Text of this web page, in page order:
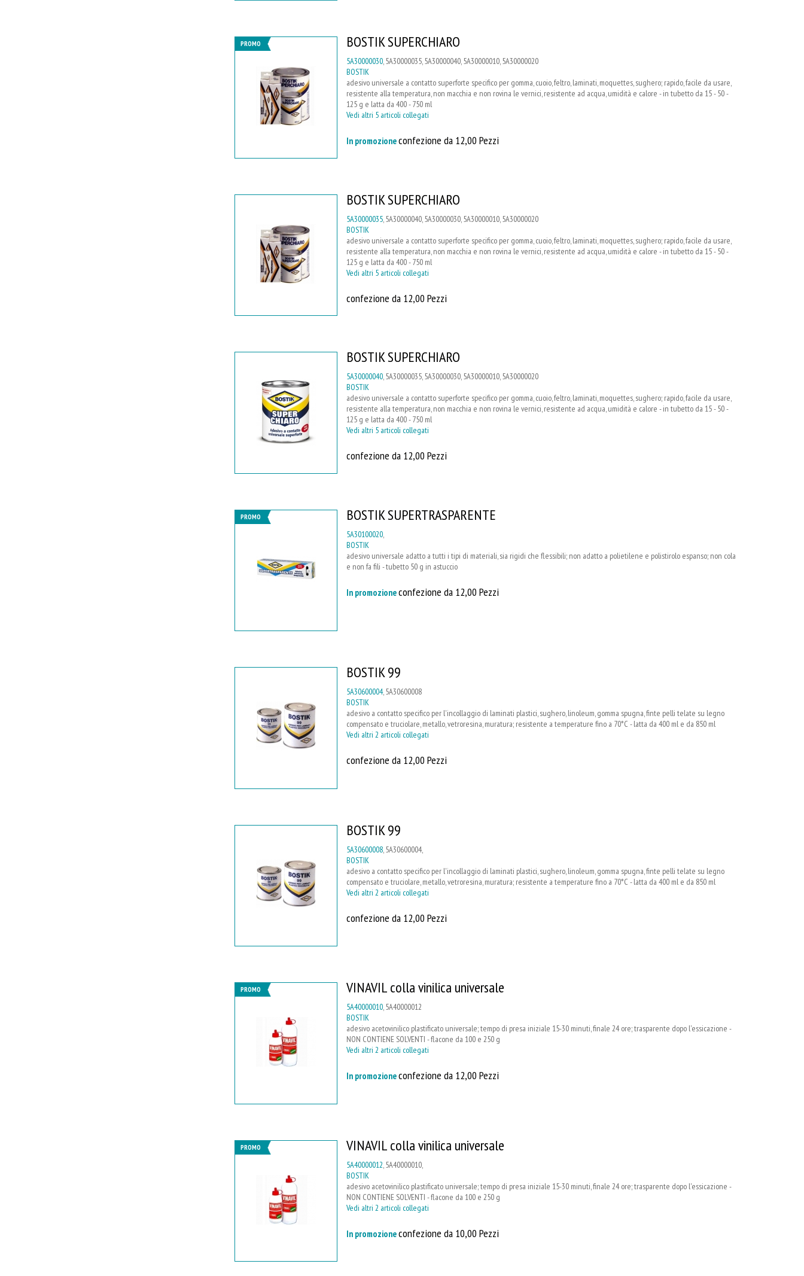
PROMO BOSTIK SUPERCHIARO
5A30000030, 5A30000035, 5A30000040, 5A30000010, 5A30000020
BOSTIK
adesivo universale a contatto superforte specifico per gomma, cuoio, feltro, laminati, moquettes, sughero; rapido, facile da usare,
resistente alla temperatura, non macchia e non rovina le vernici, resistente ad acqua, umidità e calore - in tubetto da 15 - 50 -
125 g e latta da 400 - 750 ml
Vedi altri 5 articoli collegati
In promozioneconfezione da 12,00 Pezzi
BOSTIK SUPERCHIARO
5A30000035, 5A30000040, 5A30000030, 5A30000010, 5A30000020
BOSTIK
adesivo universale a contatto superforte specifico per gomma, cuoio, feltro, laminati, moquettes, sughero; rapido, facile da usare,
resistente alla temperatura, non macchia e non rovina le vernici, resistente ad acqua, umidità e calore - in tubetto da 15 - 50 -
125 g e latta da 400 - 750 ml
Vedi altri 5 articoli collegati
confezione da 12,00 Pezzi
BOSTIK SUPERCHIARO
5A30000040, 5A30000035, 5A30000030, 5A30000010, 5A30000020
BOSTIK
adesivo universale a contatto superforte specifico per gomma, cuoio, feltro, laminati, moquettes, sughero; rapido, facile da usare,
resistente alla temperatura, non macchia e non rovina le vernici, resistente ad acqua, umidità e calore - in tubetto da 15 - 50 -
125 g e latta da 400 - 750 ml
Vedi altri 5 articoli collegati
confezione da 12,00 Pezzi
PROMO BOSTIK SUPERTRASPARENTE
5A30100020,
BOSTIK
adesivo universale adatto a tutti i tipi di materiali, sia rigidi che flessibili; non adatto a polietilene e polistirolo espanso; non cola
e non fa fili - tubetto 50 g in astuccio
In promozioneconfezione da 12,00 Pezzi
BOSTIK 99
5A30600004, 5A30600008
BOSTIK
adesivo a contatto specifico per l'incollaggio di laminati plastici, sughero, linoleum, gomma spugna, finte pelli telate su legno
compensato e truciolare, metallo, vetroresina, muratura; resistente a temperature fino a 70°C - latta da 400 ml e da 850 ml
Vedi altri 2 articoli collegati
confezione da 12,00 Pezzi
BOSTIK 99
5A30600008, 5A30600004,
BOSTIK
adesivo a contatto specifico per l'incollaggio di laminati plastici, sughero, linoleum, gomma spugna, finte pelli telate su legno
compensato e truciolare, metallo, vetroresina, muratura; resistente a temperature fino a 70°C - latta da 400 ml e da 850 ml
Vedi altri 2 articoli collegati
confezione da 12,00 Pezzi
PROMO VINAVIL colla vinilica universale
5A40000010, 5A40000012
BOSTIK
adesivo acetovinilico plastificato universale; tempo di presa iniziale 15-30 minuti, finale 24 ore; trasparente dopo l'essicazione -
NON CONTIENE SOLVENTI - flacone da 100 e 250 g
Vedi altri 2 articoli collegati
In promozioneconfezione da 12,00 Pezzi
PROMO VINAVIL colla vinilica universale
5A40000012 , 5A40000010,
BOSTIK
adesivo acetovinilico plastificato universale; tempo di presa iniziale 15-30 minuti, finale 24 ore; trasparente dopo l'essicazione -
NON CONTIENE SOLVENTI - flacone da 100 e 250 g
Vedi altri 2 articoli collegati
In promozioneconfezione da 10,00 Pezzi